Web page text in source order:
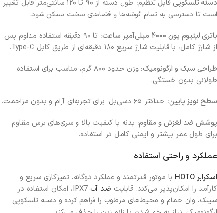
دسته تلسکوپی قابل تنظیم:
طول دسته از ۹۰ تا ۱۲۰ سانتی‌متر قابل تغییر
است تا دسترسی به تمام گوشه‌ها و فضاهای سخت ممکن شود.
باتری لیتیوم یون ۴۰۰۰ میلی‌آمپر ساعت:
تا ۹۰ دقیقه استفاده مداوم پس
از شارژ کامل، با قابلیت شارژ سریع ۱۸۰ دقیقه‌ای از طریق کابل Type-C.
طراحی سبک و ارگونومیک:
وزن حدود ۸۰۰ گرم، مناسب برای استفاده
طولانی بدون خستگی.
سطح نویز پایین: حداکثر ۶۵ دسی‌بل، برای تجربه‌ای آرام و بدون مزاحمت.
پوشش ضد لغزش و مقاوم: بدنه با کیفیت بالا و سری‌های برس مقاوم
برای طول عمر بیشتر و ایمنی کامل در استفاده.
عملکرد و راحتی استفاده
اسکرابر HOTO
با موتور قدرتمند و عملکرد دوگانه، تمیزکاری سریع و
کارآمد را امکان‌پذیر می‌کند. قابلیت ضد آب
IPX7، امکان استفاده در
سینک، وان حمام و محیط‌های مرطوب را فراهم کرده و دسته تلسکوپی